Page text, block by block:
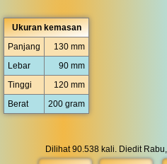
Ukuran kemasan
Panjang
130 mm
Lebar
90 mm
Tinggi
120 mm
Berat
200 gram
Dilihat 90.538 kali. Diedit